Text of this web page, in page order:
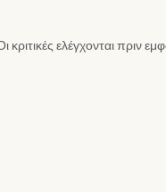
ελέγχονται πριν